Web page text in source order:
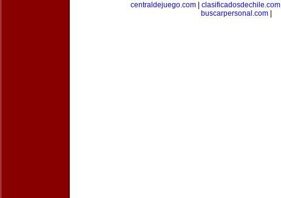
centraldejuego.com
clasificadosdechile.com
buscarpersonal.com|